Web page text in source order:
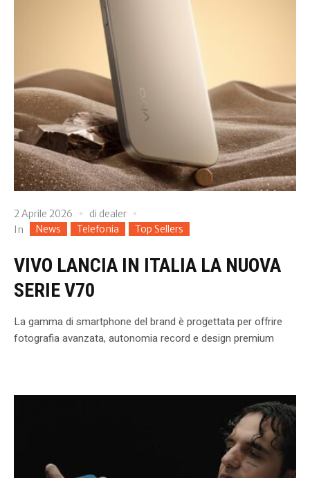
2 Aprile 2026 di dealer
In
News Telefonia Top Sellers
VIVO LANCIA IN ITALIA LA NUOVA
SERIE V70
La gamma di smartphone del brand è progettata per offrire
fotografia avanzata, autonomia record e design premium